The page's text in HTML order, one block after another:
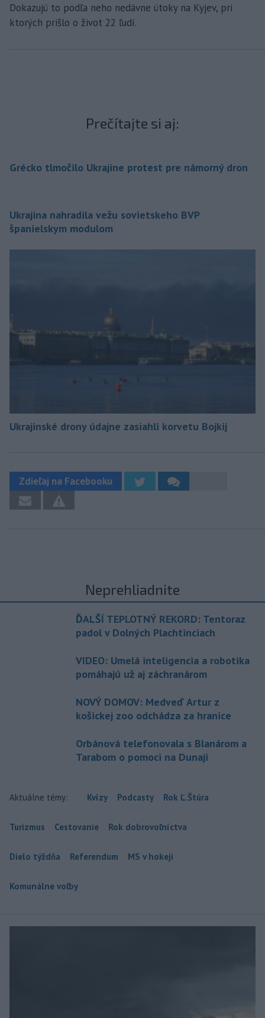
Dokazujú to podľa neho nedávne útoky na Kyjev, pri
ktorých prišlo o život 22 ľudí.
Prečítajte si aj:
Grécko tlmočilo Ukrajine protest pre námorný dron
Ukrajina nahradila vežu sovietskeho BVP
španielskym modulom
Ukrajinské drony údajne zasiahli korvetu Bojkij
Zdieľaj na Facebooku
Neprehliadnite
ĎALŠÍ TEPLOTNÝ REKORD: Tentoraz
padol v Dolných Plachtinciach
VIDEO: Umelá inteligencia a robotika
pomáhajú už aj záchranárom
NOVÝ DOMOV: Medveď Artur z
košickej zoo odchádza za hranice
Orbánová telefonovala s Blanárom a
Tarabom o pomoci na Dunaji
Aktuálne témy: Kvízy Podcasty Rok Ľ.Štúra
Turizmus Cestovanie Rok dobrovoľníctva
Dielo týždňa Referendum MS v hokeji
Komunálne voľby